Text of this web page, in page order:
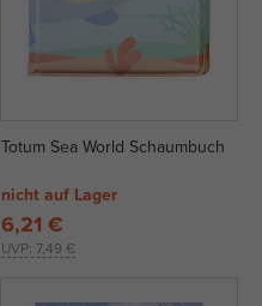
Totum Sea World Schaumbuch
nicht auf Lager
UVP: 7,49 €
6,21 €